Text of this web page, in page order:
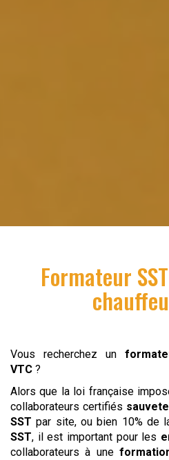
Formateur SST
Vous recherchez un
VTC ?
Alors que la loi française
collaborateurs certifiés
SST par site, ou bien 10% de
SST, il est important pour les
collaborateurs à une